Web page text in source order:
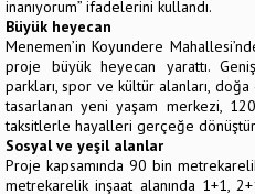
inanıyorum” ifadelerini kullandı.
Büyük heyecan
Menemen’in Koyundere
proje büyük heyecan yarattı.
parkları, spor ve kültür alanları,
tasarlanan yeni yaşam merkezi,
taksitlerle hayalleri gerçeğe
Sosyal ve yeşil alanlar
Proje kapsamında 90 bin
metrekarelik inşaat alanında 1+1,